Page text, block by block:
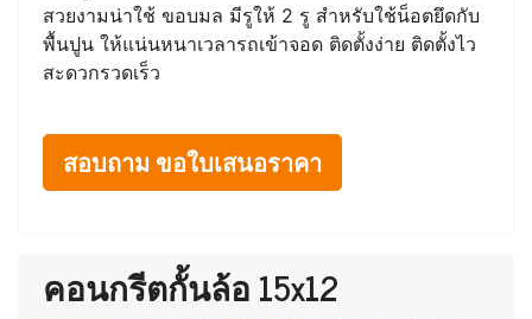
สวยงามน่าใช้ ขอบมล มีรูให้ 2 รู สำหรับใช้น็อตยึดกับ
พื้นปูน ให้แน่นหนาเวลารถเข้าจอด ติดตั้งง่าย ติดตั้งไว
สะดวกรวดเร็ว
สอบถาม ขอใบเสนอราคา
คอนกรีตกั้นล้อ 15x12